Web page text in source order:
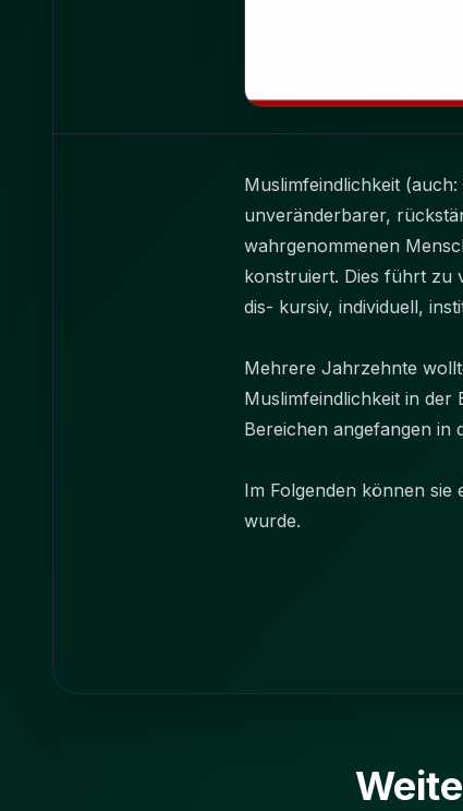
Muslimfeindlichkeit
unveränderbarer,
wahrgenommenen
konstruiert. Dies führt zu
dis- kursiv, individuell,
Mehrere Jahrzehnte
Muslimfeindlichkeit in der
Bereichen angefangen in
Im Folgenden können
wurde.